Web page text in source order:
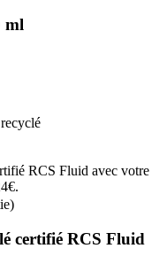
ml
certifié RCS Fluid